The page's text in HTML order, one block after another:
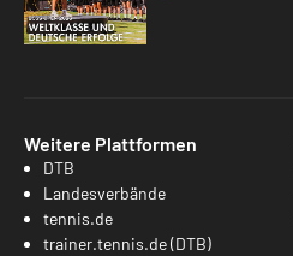
Weitere Plattformen
DTB
Landesverbände
tennis.de
trainer.tennis.de (DTB)